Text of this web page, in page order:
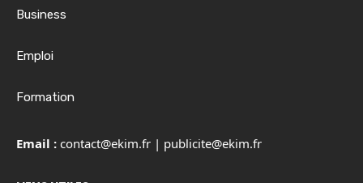
Business
Emploi
Formation
Email : contact@ekim.fr | publicite@ekim.fr